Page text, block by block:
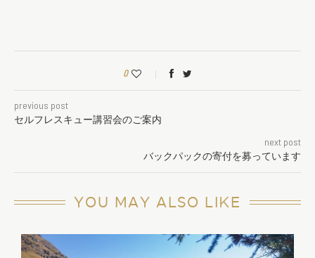
0
previous post
セルフレスキュー講習会のご案内
next post
バックパックの寄付を募っています
YOU MAY ALSO LIKE